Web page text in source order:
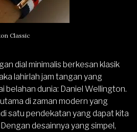
Classic
dial minimalis berkesan klasik
lahirlah jam tangan yang
belahan dunia: Daniel Wellington.
di zaman modern yang
satu pendekatan yang dapat kita
desainnya yang simpel,